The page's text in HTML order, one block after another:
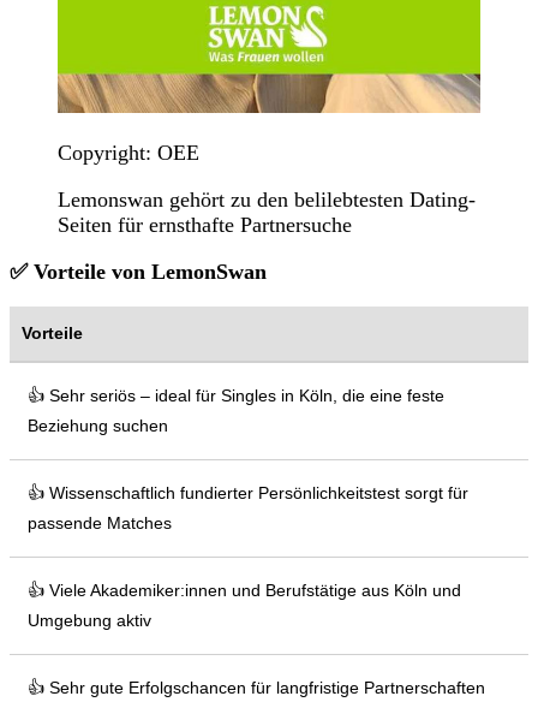
Copyright: OEE
Lemonswan gehört zu den belilebtesten Dating-
Seiten für ernsthafte Partnersuche
✅ Vorteile von LemonSwan
Vorteile
👍 Sehr seriös – ideal für Singles in Köln, die eine feste
Beziehung suchen
👍 Wissenschaftlich fundierter Persönlichkeitstest sorgt für
passende Matches
👍 Viele Akademiker:innen und Berufstätige aus Köln und
Umgebung aktiv
👍 Sehr gute Erfolgschancen für langfristige Partnerschaften